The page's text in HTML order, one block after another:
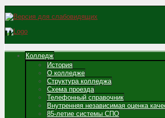
Колледж
История
О колледже
Структура колледжа
Схема проезда
Телефонный справочник
Внутренняя независимая оценка
85-летие системы СПО